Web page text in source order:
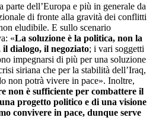
parte dell’Europa e più in generale da
di fronte alla gravità dei conflitti
eludibile. E sullo scenario
«La soluzione è la politica, non la
dialogo, il negoziato; i vari soggetti
impegnarsi di più per una soluzione
siriana che per la stabilità dell’Iraq,
non potrà vivere in pace». Inoltre,
non è sufficiente per combattere il
progetto politico e di una visione
convivere in pace, dunque serve